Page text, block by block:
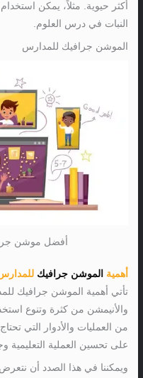
أكثر حيوية. مثلاً، يمكن
النبات في درس العلوم.
الموشن جرافيك للمدارس
أفضل موشن
أهمية الموشن جرافيك
تأتي أهمية الموشن جرافيك
والأنيمشن من كثرة وتنوع
من العمليات والأدوار التي
على تحسين العملية التعليمية
ويمكننا في هذا الصدد أن